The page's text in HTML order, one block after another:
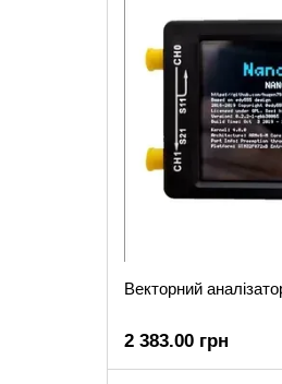
Векторний
2 383.00 грн